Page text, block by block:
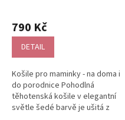
790 Kč
DETAIL
Košile pro maminky - na doma i
do porodnice Pohodlná
těhotenská košile v elegantní
světle šedé barvě je ušitá z